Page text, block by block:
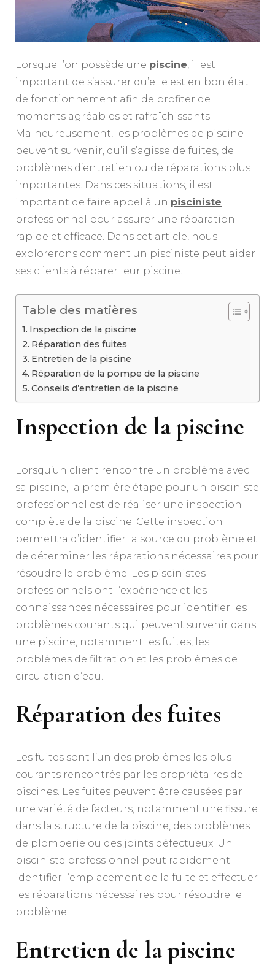
Lorsque l’on possède une piscine, il est
important de s’assurer qu’elle est en bon état
de fonctionnement afin de profiter de
moments agréables et rafraîchissants.
Malheureusement, les problèmes de piscine
peuvent survenir, qu’il s’agisse de fuites, de
problèmes d’entretien ou de réparations plus
importantes. Dans ces situations, il est
important de faire appel à un pisciniste
professionnel pour assurer une réparation
rapide et efficace. Dans cet article, nous
explorerons comment un pisciniste peut aider
ses clients à réparer leur piscine.
Table des matières
Inspection de la piscine
Réparation des fuites
Entretien de la piscine
Réparation de la pompe de la piscine
Conseils d’entretien de la piscine
Inspection de la piscine
Lorsqu’un client rencontre un problème avec
sa piscine, la première étape pour un pisciniste
professionnel est de réaliser une inspection
complète de la piscine. Cette inspection
permettra d’identifier la source du problème et
de déterminer les réparations nécessaires pour
résoudre le problème. Les piscinistes
professionnels ont l’expérience et les
connaissances nécessaires pour identifier les
problèmes courants qui peuvent survenir dans
une piscine, notamment les fuites, les
problèmes de filtration et les problèmes de
circulation d’eau.
Réparation des fuites
Les fuites sont l’un des problèmes les plus
courants rencontrés par les propriétaires de
piscines. Les fuites peuvent être causées par
une variété de facteurs, notamment une fissure
dans la structure de la piscine, des problèmes
de plomberie ou des joints défectueux. Un
pisciniste professionnel peut rapidement
identifier l’emplacement de la fuite et effectuer
les réparations nécessaires pour résoudre le
problème.
Entretien de la piscine